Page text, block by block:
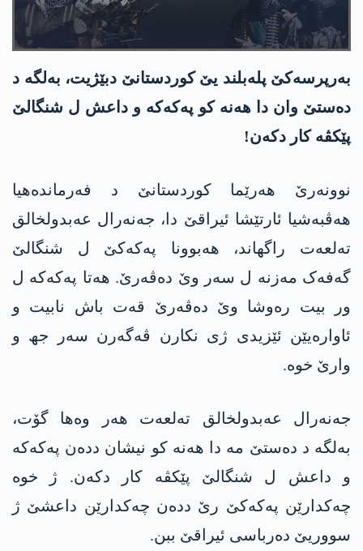
بەرپرسەکێ پلەبلند یێ کوردستانێ دبێژیت، بەلگە د
دەستێ وان دا ھەنە کو پەکەکە و داعش ل شنگالێ
پێکڤە کار دکەن!
نوونەرێ ھەرێما کوردستانێ د فەرماندەھیا
ھەڤبەشیا ئارتێشا ئیراقێ دا، جەنەرال عەبدولخالق
تەلعەت راگهاند، ھەبوونا پەکەکێ ل شنگالێ
گەفەک مەزنە ل سەر وێ دەڤەرێ. ھەتا پەکەکە ل
ور بیت رەوشا وێ دەڤەرێ قەت باش نابیت و
ئاوارەیێن ئێزیدی ژی نکارن ڤەگەرن سەر جھ و
وارێ خوە.
جەنەرال عەبدولخالق تەلعەت ھەر وەھا گۆت،
بەلگە د دەستێ مە دا ھەنە کو نیشان ددەن پەکەکە
و داعش ل شنگالێ پێکڤە کار دکەن. ژ خوە
چەکدارێن پەکەکێ رێ ددەن چەکدارێن داعشێ ژ
سووریێ دەرباسی ئیراقێ ببن.